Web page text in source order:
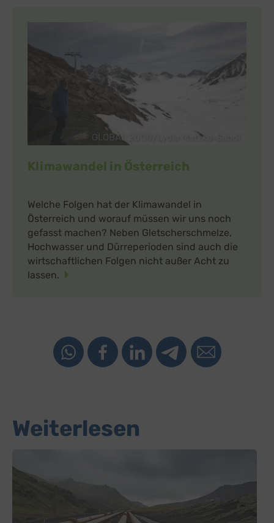
GLOBAL 2000/Lydia Matzka-Saboi
Klimawandel in Österreich
Welche Folgen hat der Klimawandel in
Österreich und worauf müssen wir uns noch
gefasst machen? Neben Gletscherschmelze,
Hochwasser und Dürreperioden sind auch die
wirtschaftlichen Folgen nicht außer Acht zu
lassen.
Weiterlesen